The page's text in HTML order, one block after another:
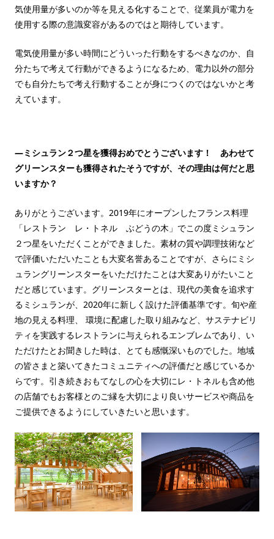
気使用量が多いのか等を見える化することで、従業員が電力を
使用する際の意識変容があるのではと期待しています。
電気使用量が多い時間にどういった行動をするべきなのか、自
分たちで考えて行動ができるようになるため、電力以外の部分
でも自分たちで考え行動することが身につくのではないかと考
えています。
—ミシュラン２つ星を獲得おめでとうございます！ あわせて
グリーンスターも獲得されたそうですが、その理由は何だと思
いますか？
ありがとうございます。2019年にオープンしたフランス料理
「レストラン レ・トネル ぶどうの木」でこの度ミシュラン
２つ星をいただくことができました。素材の質や調理技術など
で評価いただいたことも大変名誉あることですが、さらにミシ
ュラングリーンスターをいただけたことは大変ありがたいこと
だと感じています。グリーンスターとは、現代の美食を追求す
るミシュランが、2020年に新しく設けた評価基準です。旬や産
地の見える料理、 環境に配慮した取り組みなど、サステナビリ
ティを実践するレストランに与えられるエンブレムであり、い
ただけたとお聞きした時は、とても感慨深いものでした。地域
の皆さまと築いてきたコミュニティへの評価だと感じているか
らです。引き続きおもてなしの心を大切にレ・トネルも含め他
の店舗でもお客様とのご縁を大切により良いサービスや商品を
ご提供できるようにしていきたいと思います。